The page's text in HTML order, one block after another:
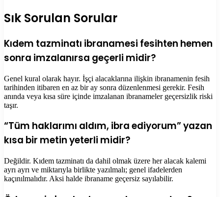
Sık Sorulan Sorular
Kıdem tazminatı ibranamesi fesihten hemen
sonra imzalanırsa geçerli midir?
Genel kural olarak hayır. İşçi alacaklarına ilişkin ibranamenin fesih
tarihinden itibaren en az bir ay sonra düzenlenmesi gerekir. Fesih
anında veya kısa süre içinde imzalanan ibranameler geçersizlik riski
taşır.
“Tüm haklarımı aldım, ibra ediyorum” yazan
kısa bir metin yeterli midir?
Değildir. Kıdem tazminatı da dahil olmak üzere her alacak kalemi
ayrı ayrı ve miktarıyla birlikte yazılmalı; genel ifadelerden
kaçınılmalıdır. Aksi halde ibraname geçersiz sayılabilir.